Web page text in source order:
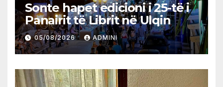
Sonte hapet edicioni i 25-të i
Panairit të Librit në Ulqin
05/08/2026 ADMINI